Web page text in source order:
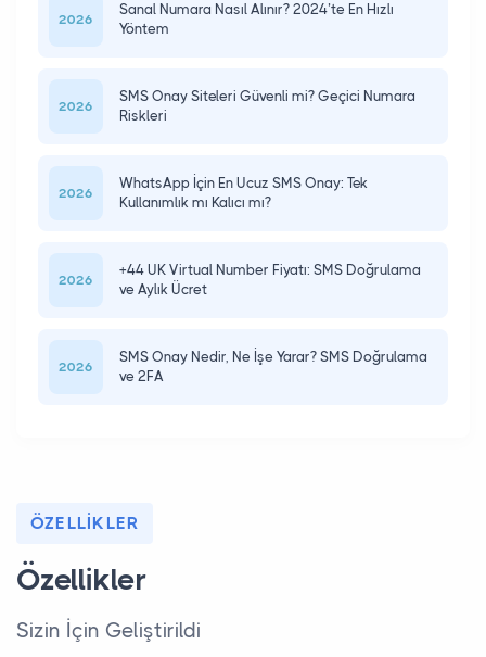
2026
Sanal Numara Nasıl Alınır? 2024’te En Hızlı
Yöntem
2026
SMS Onay Siteleri Güvenli mi? Geçici Numara
Riskleri
2026
WhatsApp İçin En Ucuz SMS Onay: Tek
Kullanımlık mı Kalıcı mı?
2026
+44 UK Virtual Number Fiyatı: SMS Doğrulama
ve Aylık Ücret
2026
SMS Onay Nedir, Ne İşe Yarar? SMS Doğrulama
ve 2FA
ÖZELLIKLER
Özellikler
Sizin İçin Geliştirildi